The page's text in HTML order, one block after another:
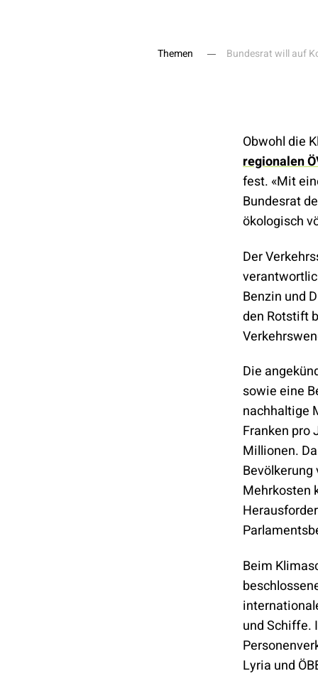
Themen Bundesrat will auf
Obwohl die
regionalen
fest. «Mit
Bundesrat
ökologisch
Der
Benzin und
den Rotstift
Die
sowie eine
nachhaltige
Franken pro
Millionen.
Mehrkosten
Beim
und Schiffe.
Lyria und